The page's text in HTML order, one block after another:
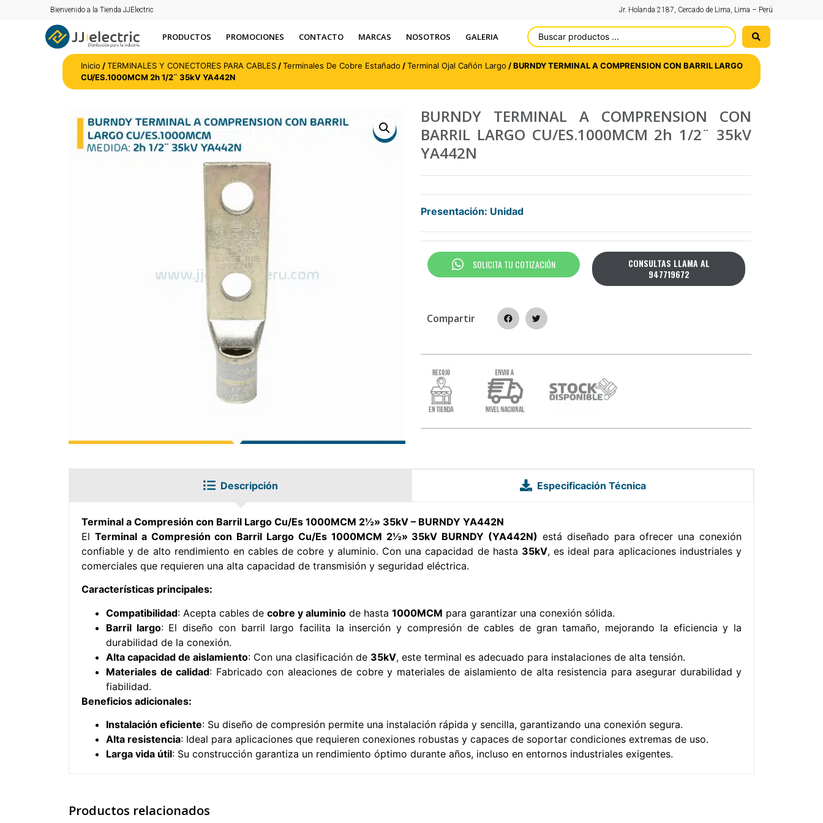
Bienvenido a la Tienda JJElectric Jr. Holanda 2187, Cercado de Lima, Lima – Perú
PRODUCTOS PROMOCIONES CONTACTO MARCAS NOSOTROS GALERIA
Inicio /TERMINALES Y CONECTORES PARA CABLES /Terminales De Cobre Estañado /Terminal Ojal Cañón Largo / BURNDY TERMINAL A COMPRENSION CON BARRIL LARGO
CU/ES.1000MCM 2h 1/2¨ 35kV YA442N
BURNDY TERMINAL A COMPRENSION CON
BARRIL LARGO CU/ES.1000MCM 2h 1/2¨ 35kV
YA442N
Presentación: Unidad
SOLICITA TU COTIZACIÓN
CONSULTAS LLAMA AL
947719672
Compartir
Descripción Especificación Técnica
Terminal a Compresión con Barril Largo Cu/Es 1000MCM 2½» 35kV – BURNDY YA442N
El Terminal a Compresión con Barril Largo Cu/Es 1000MCM 2½» 35kV BURNDY (YA442N) está diseñado para ofrecer una conexión
confiable y de alto rendimiento en cables de cobre y aluminio. Con una capacidad de hasta 35kV, es ideal para aplicaciones industriales y
comerciales que requieren una alta capacidad de transmisión y seguridad eléctrica.
Características principales:
Compatibilidad: Acepta cables de cobre y aluminio de hasta 1000MCM para garantizar una conexión sólida.
Barril largo: El diseño con barril largo facilita la inserción y compresión de cables de gran tamaño, mejorando la eficiencia y la
durabilidad de la conexión.
Alta capacidad de aislamiento: Con una clasificación de 35kV, este terminal es adecuado para instalaciones de alta tensión.
Materiales de calidad: Fabricado con aleaciones de cobre y materiales de aislamiento de alta resistencia para asegurar durabilidad y
fiabilidad.
Beneficios adicionales:
Instalación eficiente: Su diseño de compresión permite una instalación rápida y sencilla, garantizando una conexión segura.
Alta resistencia: Ideal para aplicaciones que requieren conexiones robustas y capaces de soportar condiciones extremas de uso.
Larga vida útil: Su construcción garantiza un rendimiento óptimo durante años, incluso en entornos industriales exigentes.
Productos relacionados